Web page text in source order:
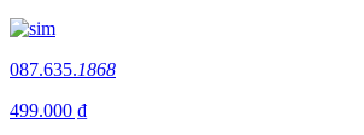
087.635.1868
499.000 ₫